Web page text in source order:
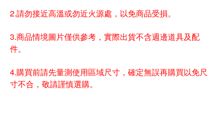
2.請勿接近高溫或勿近火源處，以免商品受損。
3.商品情境圖片僅供參考，實際出貨不含週邊道具及配
件。
4.購買前請先量測使用區域尺寸，確定無誤再購買以免尺
寸不合，敬請謹慎選購。